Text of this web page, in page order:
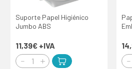
Suporte Papel Higiénico
Jumbo ABS
11,39€ +IVA